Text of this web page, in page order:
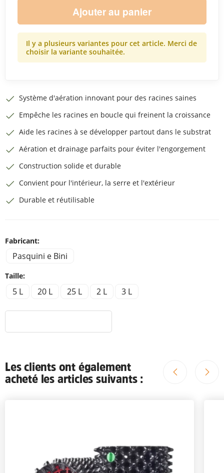
Ajouter au panier
Il y a plusieurs variantes pour cet article. Merci de
choisir la variante souhaitée.
Système d'aération innovant pour des racines saines
Empêche les racines en boucle qui freinent la croissance
Aide les racines à se développer partout dans le substrat
Aération et drainage parfaits pour éviter l'engorgement
Construction solide et durable
Convient pour l'intérieur, la serre et l'extérieur
Durable et réutilisable
Fabricant:
Pasquini e Bini
Taille:
5 L 20 L 25 L 2 L 3 L
Les clients ont également
acheté les articles suivants :